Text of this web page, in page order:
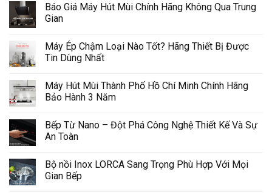
Báo Giá Máy Hút Mùi Chính Hãng Không Qua Trung
Gian
Máy Ép Chậm Loại Nào Tốt? Hãng Thiết Bị Được
Tin Dùng Nhất
Máy Hút Mùi Thành Phố Hồ Chí Minh Chính Hãng
Bảo Hành 3 Năm
Bếp Từ Nano – Đột Phá Công Nghệ Thiết Kế Và Sự
An Toàn
Bộ nồi Inox LORCA Sang Trọng Phù Hợp Với Mọi
Gian Bếp